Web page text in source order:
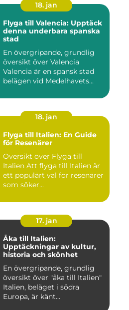
18. jan
Flyga till Valencia: Upptäck
denna underbara spanska
stad
En övergripande, grundlig
översikt över Valencia
Valencia är en spansk stad
belägen vid Medelhavets...
18. jan
Flyga till Italien: En Guide
för Resenärer
Översikt över Flyga till
Italien Att flyga till Italien är
ett populärt val för resenärer
som söker...
17. jan
Åka till Italien:
Upptäckningar av kultur,
historia och skönhet
En övergripande, grundlig
översikt över "åka till Italien"
Italien, beläget i södra
Europa, är känt...